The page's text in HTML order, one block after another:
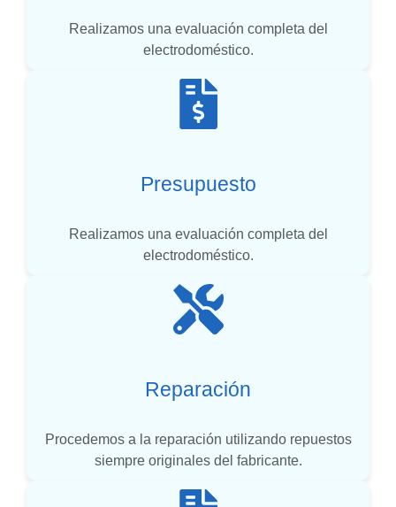
Realizamos una evaluación completa del
electrodoméstico.
Presupuesto
Realizamos una evaluación completa del
electrodoméstico.
Reparación
Procedemos a la reparación utilizando repuestos
siempre originales del fabricante.